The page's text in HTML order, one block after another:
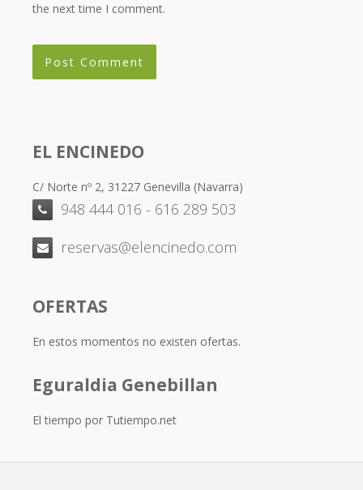
the next time I comment.
EL ENCINEDO
C/ Norte nº 2, 31227 Genevilla (Navarra)
948 444 016 - 616 289 503
reservas@elencinedo.com
OFERTAS
En estos momentos no existen ofertas.
Eguraldia Genebillan
El tiempo por Tutiempo.net